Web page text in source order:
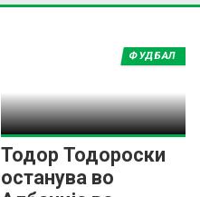
Тодор Тодороски
останува во
ФУДБАЛ